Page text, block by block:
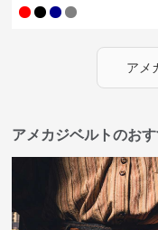
アメ
アメカジベルトのお